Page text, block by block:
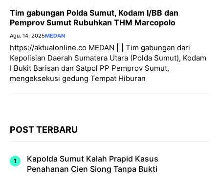
Tim gabungan Polda Sumut, Kodam I/BB dan
Pemprov Sumut Rubuhkan THM Marcopolo
Agu. 14, 2025MEDAN
https://aktualonline.co MEDAN ||| Tim gabungan dari
Kepolisian Daerah Sumatera Utara (Polda Sumut), Kodam
I Bukit Barisan dan Satpol PP Pemprov Sumut,
mengeksekusi gedung Tempat Hiburan
POST TERBARU
Kapolda Sumut Kalah Prapid Kasus
Penahanan Cien Siong Tanpa Bukti